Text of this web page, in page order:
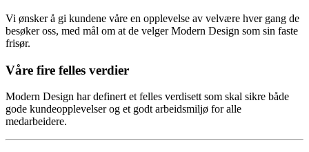
Vi ønsker å gi kundene våre en opplevelse av velvære hver gang de
besøker oss, med mål om at de velger Modern Design som sin faste
frisør.
Våre fire felles verdier
Modern Design har definert et felles verdisett som skal sikre både
gode kundeopplevelser og et godt arbeidsmiljø for alle
medarbeidere.